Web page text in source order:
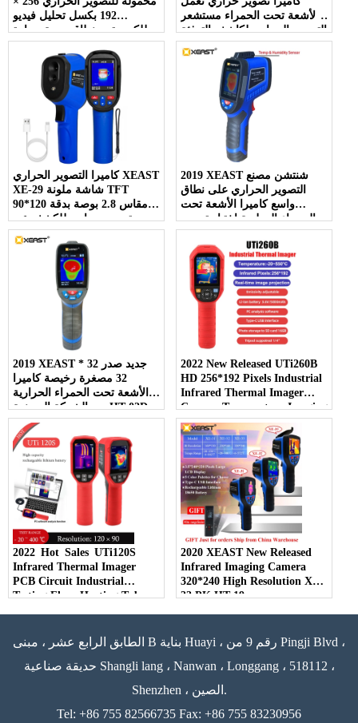
192 بكسل تحليل فيديو
للكمبيوتر - نطاق درجة حرارة
20 ~ 550 درجة مئوية جديد
بالأشعة تحت الحمراء مستشعر
التصوير الحراري لكاشف التدفئة
الأرضية درجة الحرارة
البلاستيكية
كاميرا التصوير الحراري XEAST
XE-29 شاشة ملونة TFT
مقاس 2.8 بوصة بدقة 120*90
تصوير حراري للكشف عن
التسربات في الأنابيب والجدران
2019 XEAST شنتشن مصنع
التصوير الحراري على نطاق
واسع كاميرا الأشعة تحت
الحمراء الرطوبة اختبار تصوير
XE-27
2019 XEAST جديد صدر 32 *
32 مصغرة رخيصة كاميرا
الأشعة تحت الحمراء الحرارية
من الشركة المصنعة HT-02D
واجهة USB
2022 New Released UTi260B
HD 256*192 Pixels Industrial
Infrared Thermal Imager
Camera Temperature Imaging
Circuit Electrical
Maintenance
2022 Hot Sales UTi120S
Infrared Thermal Imager
PCB Circuit Industrial
Testing Floor Heating Tube
2020 XEAST New Released
Infrared Imaging Camera
320*240 High Resolution XE-
33 PK HT-19
الطابق الرابع عشر ، مبنى B بناية Huayi ، رقم 9 من Pingji Blvd ،
حديقة صناعية Shangli lang ، Nanwan ، Longgang ، 518112 ،
Shenzhen ، الصين.
Tel: +86 755 82566735 Fax: +86 755 83230956